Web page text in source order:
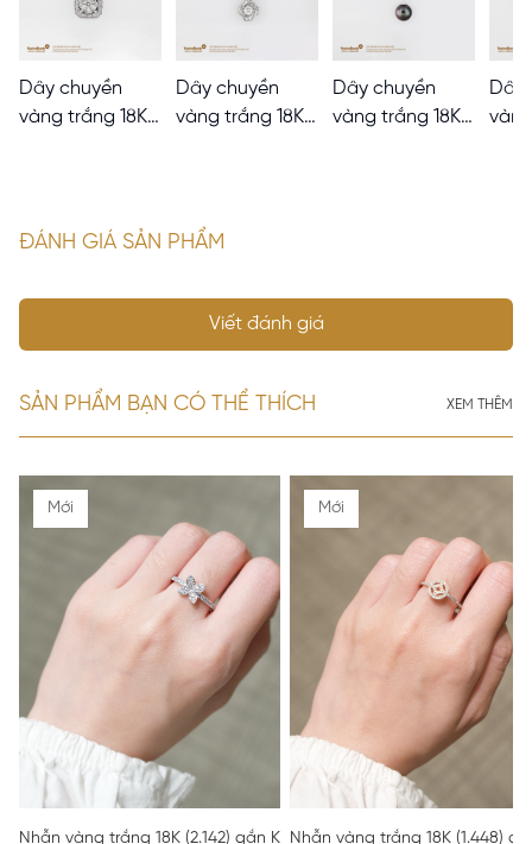
Dây chuyền
vàng trắng 18K
Dây chuyền
vàng trắng 18K
Dây chuyền
vàng trắng 18K
Dây
ĐÁNH GIÁ SẢN PHẨM
Viết đánh giá
SẢN PHẨM BẠN CÓ THỂ THÍCH XEM THÊM
Mới
Nhẫn vàng trắng 18K (2.142) gắn Kim cương (0.288) 52
Mới
Nhẫn vàng trắng 18K (1.448)